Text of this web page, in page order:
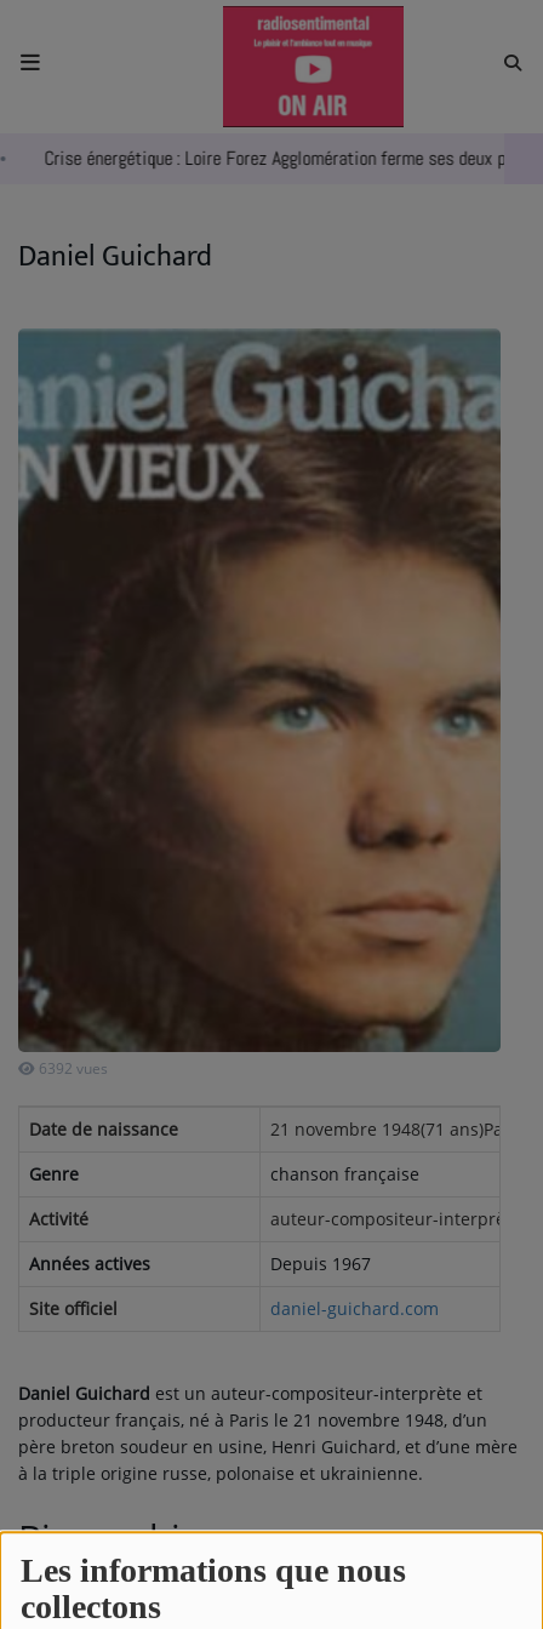
Les informations que nous
collectons
Crise énergétique : Loire Forez Agglomération ferme ses deux piscines
ACTUALITÉS
EMISSIONS
EQUIPES
INFO CONCERT
Daniel Guichard
6392 vues
Date de naissance
21 novembre 1948(71 ans)Paris,
Genre
chanson française
Activité
auteur-compositeur-interprète,
Années actives
Depuis 1967
Site officiel
daniel-guichard.com
Daniel Guichard est un auteur-compositeur-interprète et
producteur français, né à Paris le 21 novembre 1948, d’un
père breton soudeur en usine, Henri Guichard, et d’une mère
à la triple origine russe, polonaise et ukrainienne.
Biographie
Grandissant non loin du quartier des Halles, Daniel perd son
père à l’âge de quinze ans et doit, pour vivre, travailler aux